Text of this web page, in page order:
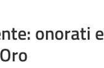
onorati